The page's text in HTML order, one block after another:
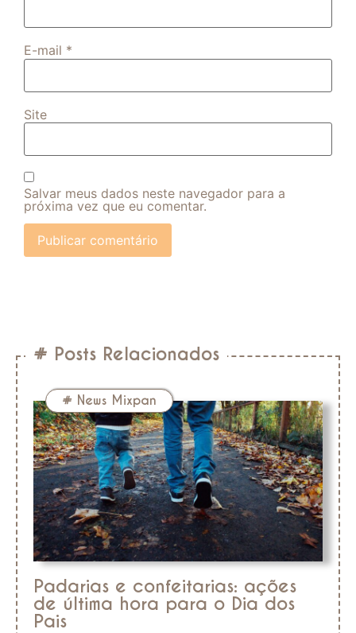
E-mail *
Site
Salvar meus dados neste navegador para a
próxima vez que eu comentar.
# Posts Relacionados
# News Mixpan
Padarias e confeitarias: ações
de última hora para o Dia dos
Pais